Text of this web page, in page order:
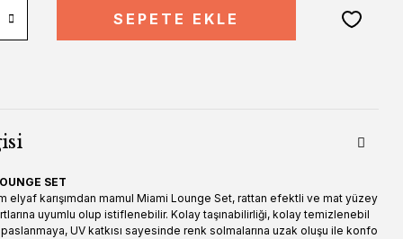
SEPETE EKLE
SET
elyaf karışımdan mamul Miami Lounge Set, rattan efektli ve mat yüzey
uyumlu olup istiflenebilir. Kolay taşınabilirliği, kolay temizlenebil
UV katkısı sayesinde renk solmalarına uzak oluşu ile konfo